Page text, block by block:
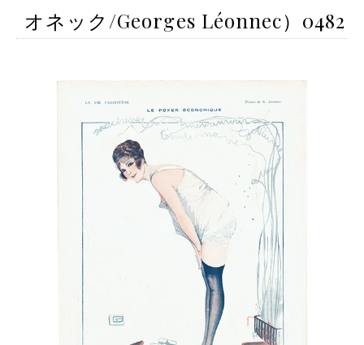
オネック/Georges Léonnec）0482